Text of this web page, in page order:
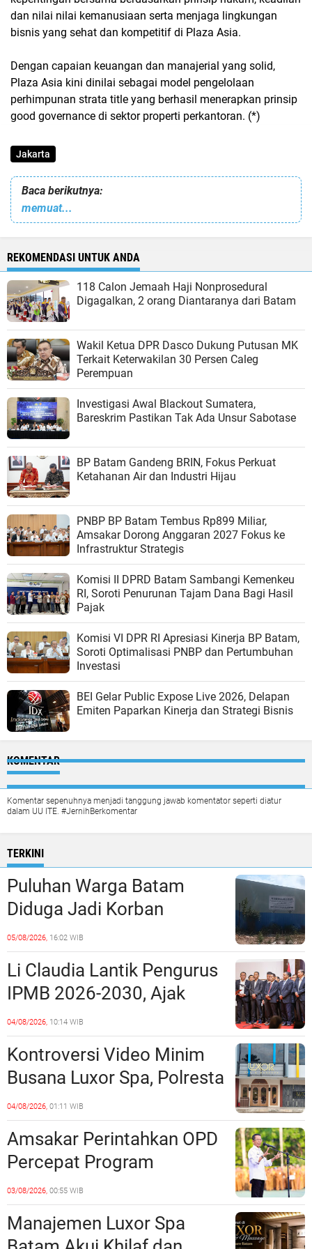
dan nilai nilai kemanusiaan serta menjaga lingkungan
bisnis yang sehat dan kompetitif di Plaza Asia.
Dengan capaian keuangan dan manajerial yang solid,
Plaza Asia kini dinilai sebagai model pengelolaan
perhimpunan strata title yang berhasil menerapkan prinsip
good governance di sektor properti perkantoran. (*)
Jakarta
Baca berikutnya:
memuat...
REKOMENDASI UNTUK ANDA
118 Calon Jemaah Haji Nonprosedural
Digagalkan, 2 orang Diantaranya dari Batam
Wakil Ketua DPR Dasco Dukung Putusan MK
Terkait Keterwakilan 30 Persen Caleg
Perempuan
Investigasi Awal Blackout Sumatera,
Bareskrim Pastikan Tak Ada Unsur Sabotase
BP Batam Gandeng BRIN, Fokus Perkuat
Ketahanan Air dan Industri Hijau
PNBP BP Batam Tembus Rp899 Miliar,
Amsakar Dorong Anggaran 2027 Fokus ke
Infrastruktur Strategis
Komisi II DPRD Batam Sambangi Kemenkeu
RI, Soroti Penurunan Tajam Dana Bagi Hasil
Pajak
Komisi VI DPR RI Apresiasi Kinerja BP Batam,
Soroti Optimalisasi PNBP dan Pertumbuhan
Investasi
BEI Gelar Public Expose Live 2026, Delapan
Emiten Paparkan Kinerja dan Strategi Bisnis
KOMENTAR
Komentar sepenuhnya menjadi tanggung jawab komentator seperti diatur
dalam UU ITE. #JernihBerkomentar
TERKINI
Puluhan Warga Batam
Diduga Jadi Korban
Penipuan Kavling Hingga
Miliaran Rupiah, Laporan ke
Polda Kepri Jalan di
Tempat?
05/08/2026, 16:02 WIB
Li Claudia Lantik Pengurus
IPMB 2026-2030, Ajak
Perkuat Kerukunan dan
Sinergi dengan Pemko
Batam
04/08/2026, 10:14 WIB
Kontroversi Video Minim
Busana Luxor Spa, Polresta
Barelang Usut Tuntas
Unsur Pelanggaran Hukum
04/08/2026, 01:11 WIB
Amsakar Perintahkan OPD
Percepat Program
Prioritas, Targetkan
Realisasi Pembangunan
Lampaui 50 Persen
03/08/2026, 00:55 WIB
Manajemen Luxor Spa